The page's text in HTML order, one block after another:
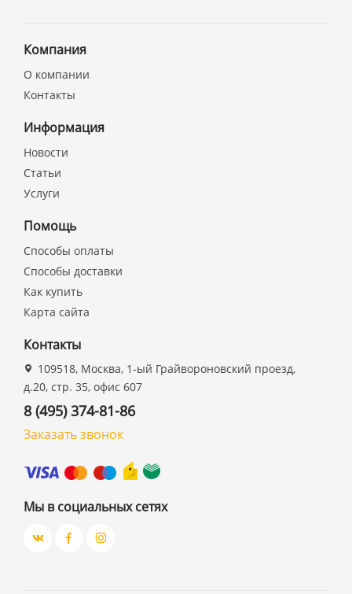
Компания
О компании
Контакты
Информация
Новости
Статьи
Услуги
Помощь
Способы оплаты
Способы доставки
Как купить
Карта сайта
Контакты
109518, Москва, 1-ый Грайвороновский проезд,
д.20, стр. 35, офис 607
8 (495) 374-81-86
Заказать звонок
Мы в социальных сетях